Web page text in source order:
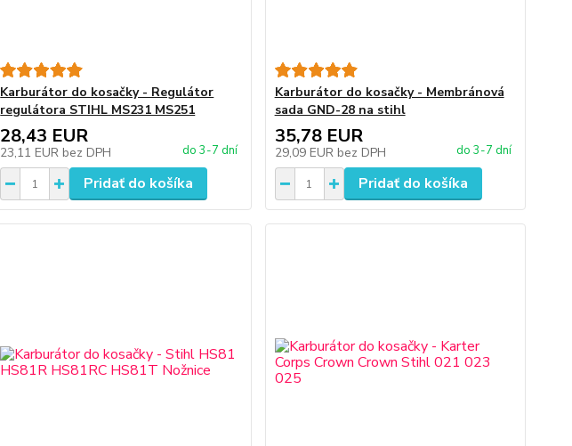
Karburátor do kosačky - Regulátor
regulátora STIHL MS231 MS251
28,43 EUR
23,11 EUR bez DPH do 3-7 dní
Pridať do košíka
Karburátor do kosačky - Membránová
sada GND-28 na stihl
35,78 EUR
29,09 EUR bez DPH do 3-7 dní
Pridať do košíka